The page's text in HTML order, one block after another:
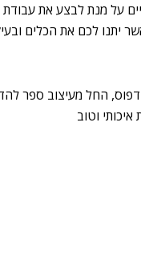
על מנת לבצע את
יתנו לכם את הכלים
החל מעיצוב ספר
וטוב